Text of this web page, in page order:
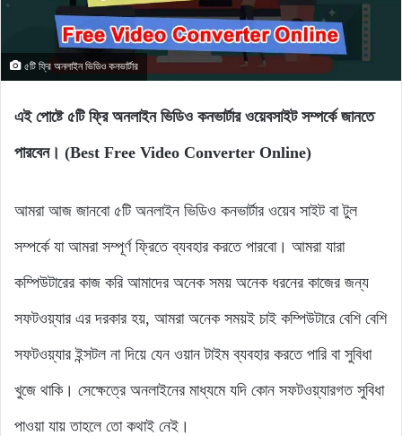
৫টি ফ্রি অনলাইন ভিডিও কনভার্টার
এই পোষ্টে ৫টি ফ্রি অনলাইন ভিডিও কনভার্টার ওয়েবসাইট সম্পর্কে জানতে
পারবেন। (Best Free Video Converter Online)
আমরা আজ জানবো ৫টি অনলাইন ভিডিও কনভার্টার ওয়েব সাইট বা টুল
সম্পর্কে যা আমরা সম্পূর্ণ ফ্রিতে ব্যবহার করতে পারবো। আমরা যারা
কম্পিউটারের কাজ করি আমাদের অনেক সময় অনেক ধরনের কাজের জন্য
সফটওয়্যার এর দরকার হয়, আমরা অনেক সময়ই চাই কম্পিউটারে বেশি বেশি
সফটওয়্যার ইন্সটল না দিয়ে যেন ওয়ান টাইম ব্যবহার করতে পারি বা সুবিধা
খুজে থাকি। সেক্ষেত্রে অনলাইনের মাধ্যমে যদি কোন সফটওয়্যারগত সুবিধা
পাওয়া যায় তাহলে তো কথাই নেই।